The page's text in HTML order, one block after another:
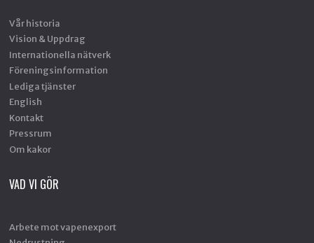
Vår historia
Vision & Uppdrag
Internationella nätverk
Föreningsinformation
Lediga tjänster
English
Kontakt
Pressrum
Om kakor
VAD VI GÖR
Arbete mot vapenexport